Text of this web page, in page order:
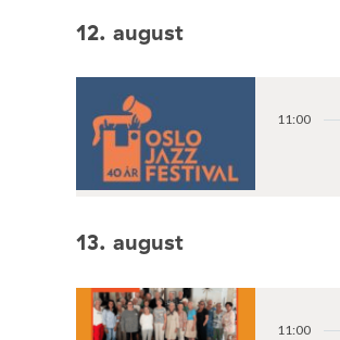
12. august
11:00
13. august
11:00